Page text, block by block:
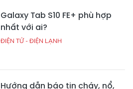
Galaxy Tab S10 FE+ phù hợp
nhất với ai?
ĐIỆN TỬ - ĐIỆN LẠNH
Hướng dẫn báo tin cháy, nổ,